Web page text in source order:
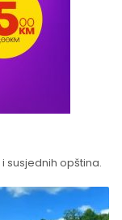
susjednih opština.